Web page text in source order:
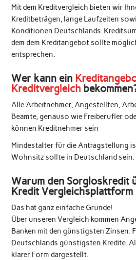
Mit dem Kreditvergleich bieten wir
Kreditbeträgen, lange Laufzeiten
Konditionen Deutschlands.
dem dem Kreditangebot sollte
entsprechen.
Wer kann ein
Kreditvergleich
Alle Arbeitnehmer, Angestellten,
Beamte, genauso wie Freiberufler
können Kreditnehmer sein
Mindestalter für die Antragstellung
Wohnsitz sollte in Deutschland sein.
Warum den Sorgloskredit
Kredit Vergleichsplattform
Das hat ganz einfache Gründe!
Über unseren Vergleich kommen
Banken mit den günstigsten Zinsen.
Deutschlands günstigsten Kredite.
klarer Form dargestellt.